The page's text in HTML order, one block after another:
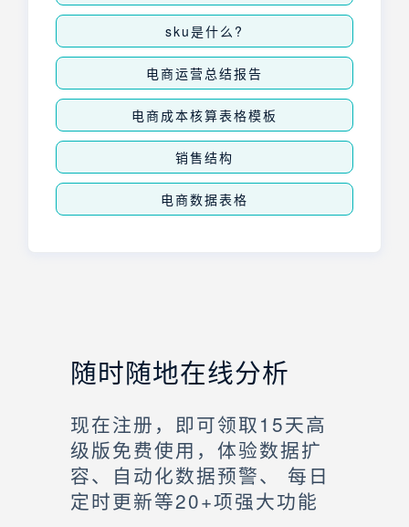
sku是什么?
电商运营总结报告
电商成本核算表格模板
销售结构
电商数据表格
随时随地在线分析
现在注册，即可领取15天高
级版免费使用，体验数据扩
容、自动化数据预警、 每日
定时更新等20+项强大功能